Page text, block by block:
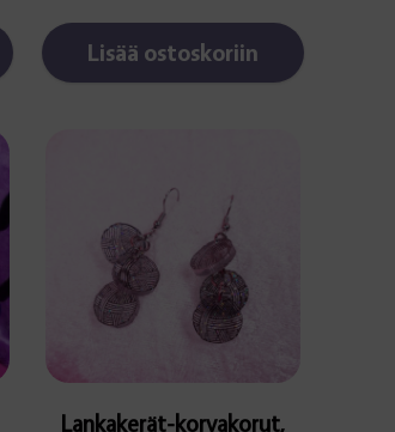
Lisää ostoskoriin
Lankakerät-korvakorut,